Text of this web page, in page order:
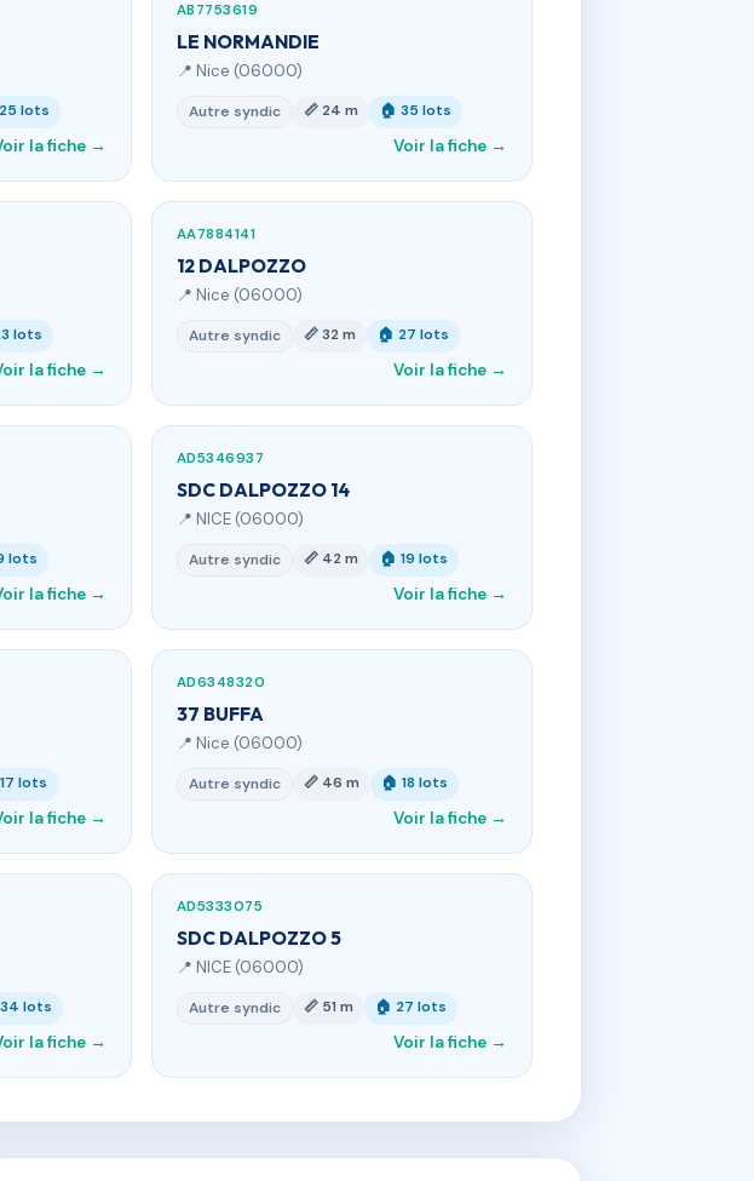
lots
la fiche →
AB7753619
LE NORMANDIE
📍 Nice (06000)
Autre syndic 📏 24 m 🏠 35 lots
Voir la fiche →
lots
la fiche →
AA7884141
12 DALPOZZO
📍 Nice (06000)
Autre syndic 📏 32 m 🏠 27 lots
Voir la fiche →
lots
la fiche →
AD5346937
SDC DALPOZZO 14
📍 NICE (06000)
Autre syndic 📏 42 m 🏠 19 lots
Voir la fiche →
lots
la fiche →
AD6348320
37 BUFFA
📍 Nice (06000)
Autre syndic 📏 46 m 🏠 18 lots
Voir la fiche →
lots
la fiche →
AD5333075
SDC DALPOZZO 5
📍 NICE (06000)
Autre syndic 📏 51 m 🏠 27 lots
Voir la fiche →